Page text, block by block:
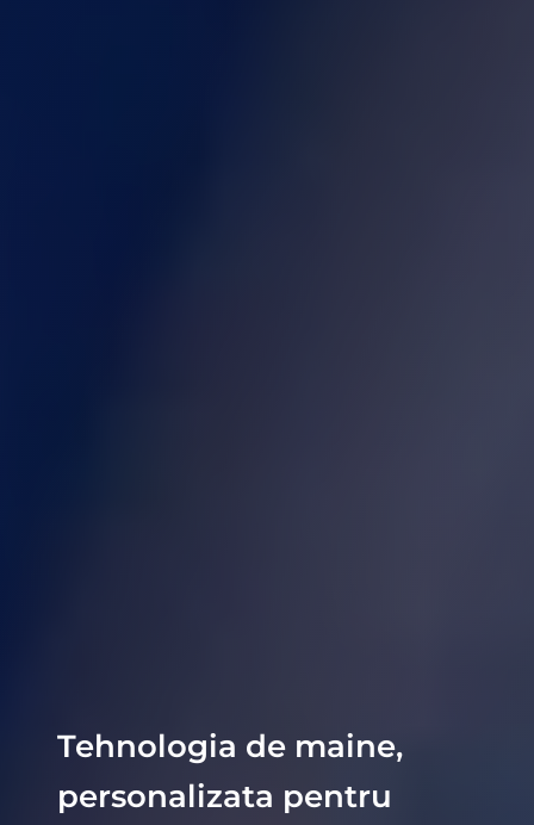
Tehnologia de maine,
personalizata pentru